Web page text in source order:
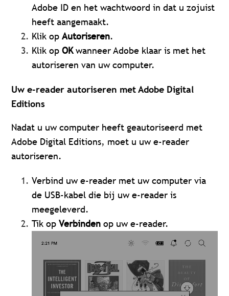
Adobe ID en het wachtwoord in dat u zojuist
heeft aangemaakt.
Klik opAutoriseren.
Klik opOKwanneer Adobe klaar is met het
autoriseren van uw computer.
Uw e-reader autoriseren met Adobe Digital
Editions
Nadat u uw computer heeft geautoriseerd met
Adobe Digital Editions, moet u uw e-reader
autoriseren.
Verbind uw e-reader met uw computer via
de USB-kabel die bij uw e-reader is
meegeleverd.
Tik opVerbinden op uw e-reader.